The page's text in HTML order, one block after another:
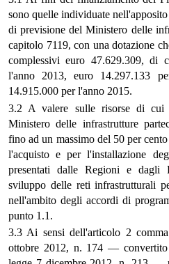
sono quelle individuate
di previsione del Ministero delle
capitolo 7119, con una dotazione
complessivi euro 47.629.309, di
l'anno 2013, euro 14.297.133
14.915.000 per l'anno 2015.
3.2 A valere sulle risorse di cui
Ministero delle infrastrutture
fino ad un massimo del 50 per
l'acquisto e per l'installazione
presentati dalle Regioni e
sviluppo delle reti infrastrutturali
nell'ambito degli accordi di
punto 1.1.
3.3 Ai sensi dell'articolo 2
ottobre 2012, n. 174 —